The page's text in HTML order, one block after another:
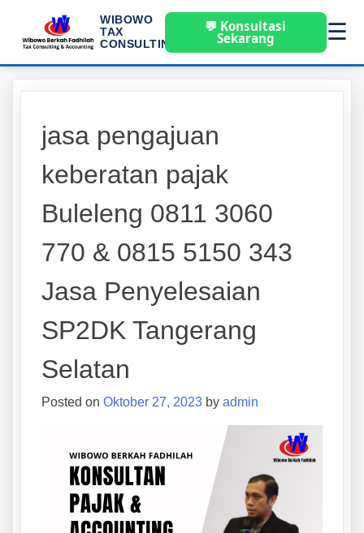
WIBOWO
TAX
CONSULTING
💬 Konsultasi
Sekarang ☰
jasa pengajuan
keberatan pajak
Buleleng 0811 3060
770 & 0815 5150 343
Jasa Penyelesaian
SP2DK Tangerang
Selatan
Posted on Oktober 27, 2023 by admin